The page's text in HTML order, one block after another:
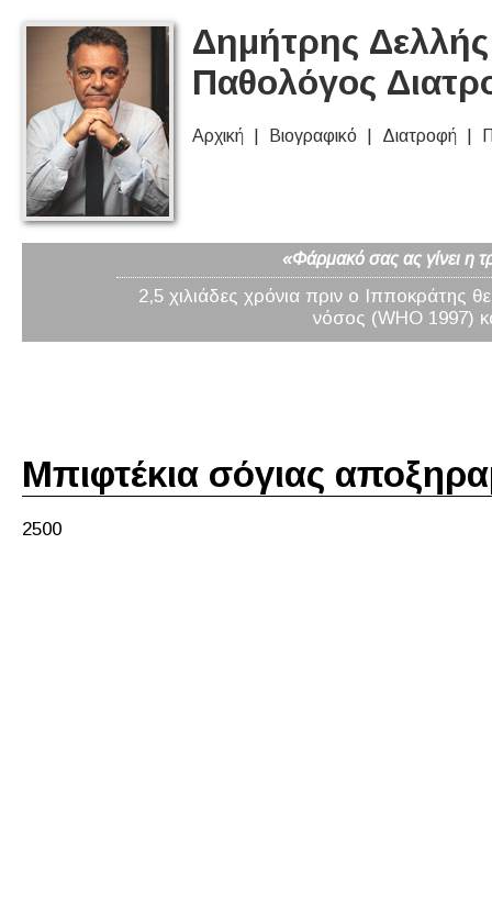
Δημήτρης
Παθολόγος
Αρχική Βιογραφικό Διατροφή
«Φάρμακό σας ας γίνει η
2,5 χιλιάδες χρόνια πριν ο Ιπποκράτης
νόσος (WHO 1997)
Μπιφτέκια σόγιας
2500